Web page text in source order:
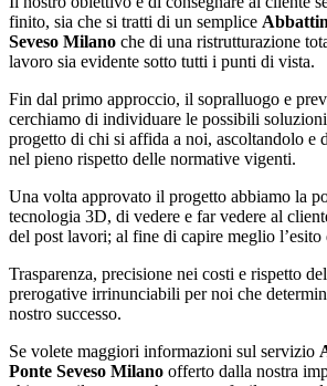
finito, sia che si tratti di un semplice
Seveso Milano che di una ristrutturazione
lavoro sia evidente sotto tutti i punti di vista.
Fin dal primo approccio, il sopralluogo e
cerchiamo di individuare le possibili
progetto di chi si affida a noi, ascoltandolo e
nel pieno rispetto delle normative vigenti.
Una volta approvato il progetto abbiamo la
tecnologia 3D, di vedere e far vedere al
del post lavori; al fine di capire meglio l’esito
Trasparenza, precisione nei costi e rispetto
prerogative irrinunciabili per noi che
nostro successo.
Se volete maggiori informazioni sul servizio
Ponte Seveso Milano offerto dalla nostra